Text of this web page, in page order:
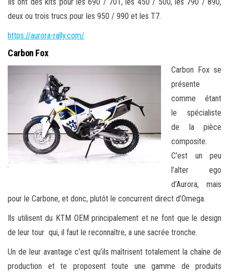
deux ou trois trucs pour les 950 / 990 et les T7.
https://aurora-rally.com/
Carbon Fox
Carbon Fox se
présente
comme étant
le spécialiste
de la pièce
composite.
C’est un peu
l’alter ego
d’Aurora, mais
pour le Carbone, et donc, plutôt le concurrent direct d’Omega.
Ils utilisent du KTM OEM principalement et ne font que le design
de leur tour qui, il faut le reconnaître, a une sacrée tronche.
Un de leur avantage c’est qu’ils maîtrisent totalement la chaîne de
production et te proposent toute une gamme de produits